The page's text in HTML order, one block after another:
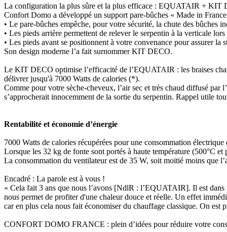
La configuration la plus sûre et la plus efficace : EQUATAIR +
Confort Domo a développé un support pare-bûches « Made in
• Le pare-bûches empêche, pour votre sécurité, la chute des bûches
• Les pieds arrière permettent de relever le serpentin à la verticale
• Les pieds avant se positionnent à votre convenance pour assurer la
Son design moderne l’a fait surnommer KIT DECO.
Le KIT DECO optimise l’efficacité de l’EQUATAIR : les braises
délivrer jusqu'à 7000 Watts de calories (*).
Comme pour votre sèche-cheveux, l’air sec et très chaud diffusé
s’approcherait innocemment de la sortie du serpentin. Rappel utile
Rentabilité et économie d’énergie
7000 Watts de calories récupérées pour une consommation
Lorsque les 32 kg de fonte sont portés à haute température (500°C
La consommation du ventilateur est de 35 W, soit moitié moins que
Encadré : La parole est à vous !
« Cela fait 3 ans que nous l’avons [NdlR : l’EQUATAIR]. Il est
nous permet de profiter d'une chaleur douce et réelle. Un effet
car en plus cela nous fait économiser du chauffage classique. On est
CONFORT DOMO FRANCE : plein d’idées pour réduire votre